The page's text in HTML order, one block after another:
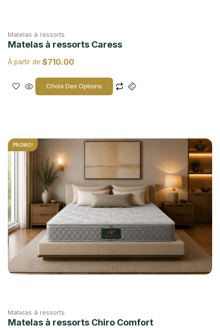
Matelas à ressorts
Matelas à ressorts Caress
À partir de $710.00
Choix Des Options
PROMO!
Matelas à ressorts
Matelas à ressorts Chiro Comfort